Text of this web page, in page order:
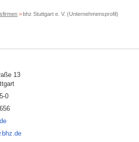
>bhz Stuttgart e. V. (Unternehmensprofil)
13
0